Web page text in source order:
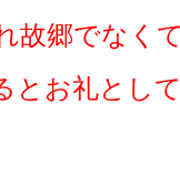
故郷でなく
とお礼とし